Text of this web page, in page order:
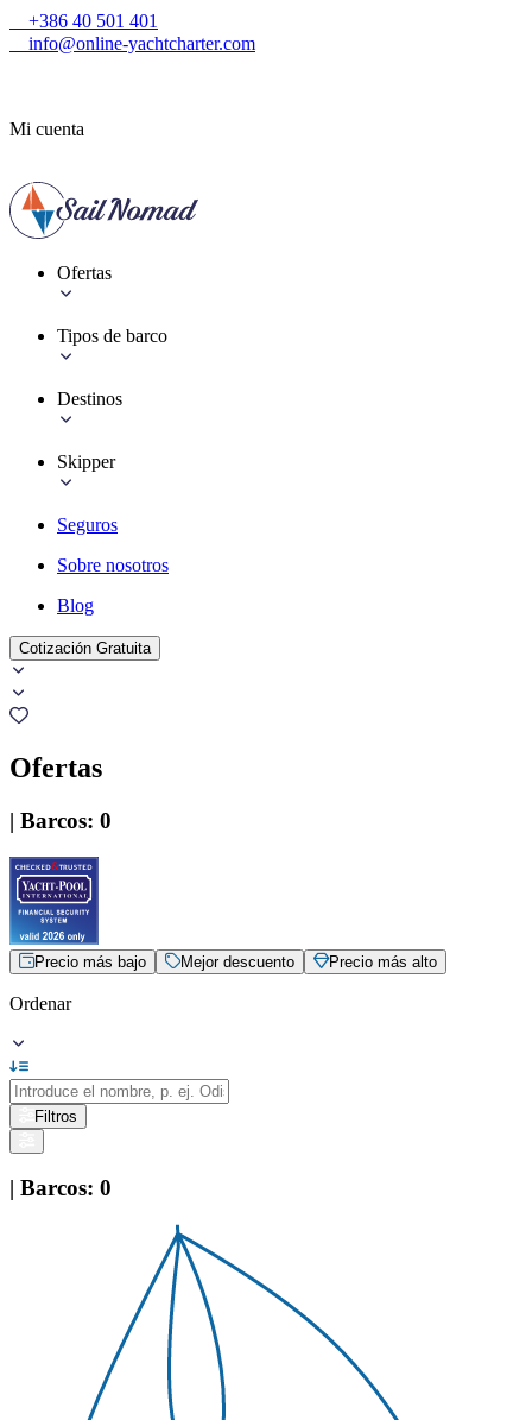
+386 40 501 401
info@online-yachtcharter.com
Mi cuenta
Ofertas
Tipos de barco
Destinos
Skipper
Seguros
Sobre nosotros
Blog
Cotización Gratuita
Ofertas
| Barcos: 0
Precio más bajo Mejor descuento Precio más alto
Ordenar
Filtros
| Barcos: 0